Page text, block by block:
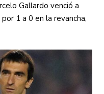
Gallardo venció a
1 a 0 en la revancha,